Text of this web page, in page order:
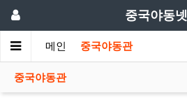
중국야동넷
메인 중국야동관
중국야동관